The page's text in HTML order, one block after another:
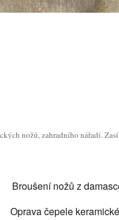
nožů, zahradního nářadí.
Broušení nožů z
Oprava čepele